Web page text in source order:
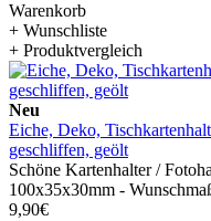
Warenkorb
+ Wunschliste
+ Produktvergleich
Neu
Eiche, Deko,
geschliffen, geölt
Schöne Kartenhalter /
100x35x30mm -
9,90€